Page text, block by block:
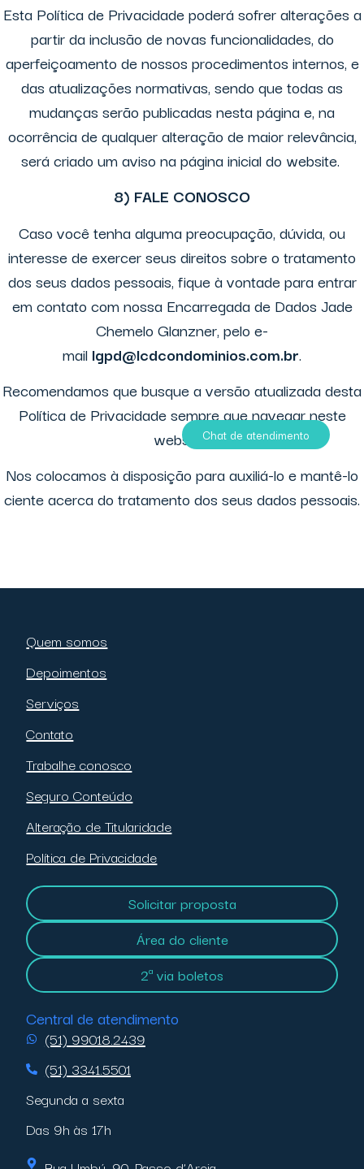
Chat de atendimento
Esta Política de Privacidade poderá sofrer alterações a
partir da inclusão de novas funcionalidades, do
aperfeiçoamento de nossos procedimentos internos, e
das atualizações normativas, sendo que todas as
mudanças serão publicadas nesta página e, na
ocorrência de qualquer alteração de maior relevância,
será criado um aviso na página inicial do website.
8) FALE CONOSCO
Caso você tenha alguma preocupação, dúvida, ou
interesse de exercer seus direitos sobre o tratamento
dos seus dados pessoais, fique à vontade para entrar
em contato com nossa Encarregada de Dados Jade
Chemelo Glanzner, pelo e-
mail lgpd@lcdcondominios.com.br.
Recomendamos que busque a versão atualizada desta
Política de Privacidade sempre que navegar neste
website.
Nos colocamos à disposição para auxiliá-lo e mantê-lo
ciente acerca do tratamento dos seus dados pessoais.
Quem somos
Depoimentos
Serviços
Contato
Trabalhe conosco
Seguro Conteúdo
Alteração de Titularidade
Política de Privacidade
Solicitar proposta
Área do cliente
2ª via boletos
Central de atendimento
(51) 99018.2439
(51) 3341.5501
Segunda a sexta
Das 9h às 17h